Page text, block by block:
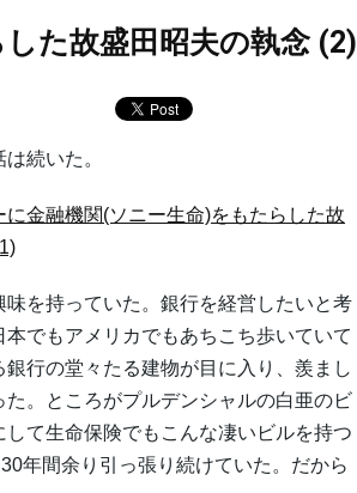
た故盛田昭夫の執念 (2)
続いた。
に金融機関(ソニー生命)をもたらした故
を持っていた。銀行を経営したいと考
本でもアメリカでもあちこち歩いていて
行の堂々たる建物が目に入り、羨まし
た。ところがプルデンシャルの白亜のビ
して生命保険でもこんな凄いビルを持つ
年間余り引っ張り続けていた。だから